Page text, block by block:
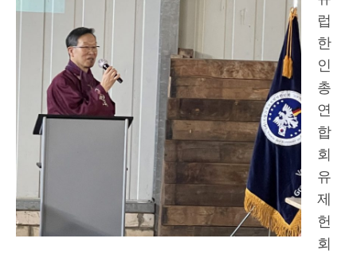
럽
한
인
총
연
합
회
유
제
헌
회